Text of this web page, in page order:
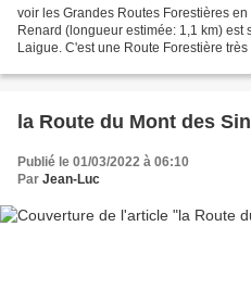
voir les Grandes Routes Forestières
Renard (longueur estimée: 1,1 km) est
Laigue. C'est une Route Forestière
la Route du Mont des
Publié le 01/03/2022 à 06:10
Par Jean-Luc